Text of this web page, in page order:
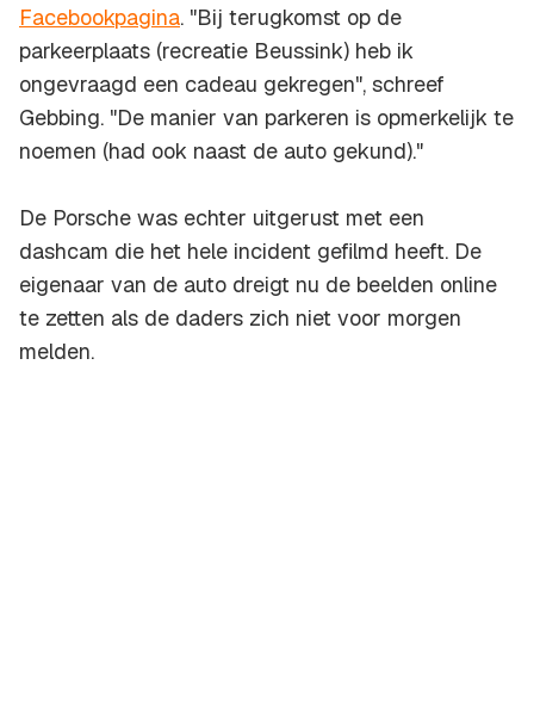
Facebookpagina. "Bij terugkomst op de
parkeerplaats (recreatie Beussink) heb ik
ongevraagd een cadeau gekregen", schreef
Gebbing. "De manier van parkeren is opmerkelijk te
noemen (had ook naast de auto gekund)."
De Porsche was echter uitgerust met een
dashcam die het hele incident gefilmd heeft. De
eigenaar van de auto dreigt nu de beelden online
te zetten als de daders zich niet voor morgen
melden.